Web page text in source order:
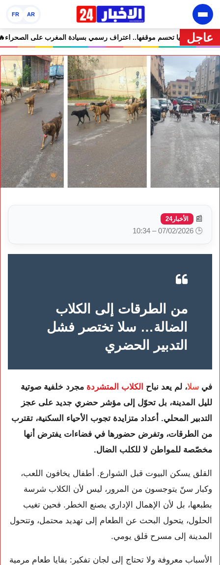
AR
FR
عاجل
التعليقات الساخرة🔥 كولومبيا تحسم موقفها.. اعتراف رسمي
📰 الأخبار24
🕒 07/02/2026 – 10:34
من الطرقات إلى الكلاب
الضالة… سلا تختصر فشل
التدبير الحضري
في سلا، لم يعد نباح الكلاب المتشردة مجرد خلفية صوتية
لليل المدينة، بل تحوّل إلى مؤشر حضري جديد على عجز
التدبير المحلي. أعداد متزايدة تجوب الأحياء السكنية، تقترب
من الطرقات، وتفرض حضورها في فضاءات يفترض أنها
مخصّصة للمواطن لا للكلب الضال.
القلق يسكن البيوت قبل الشوارع. أطفال يخافون اللعب،
وكبار سنّ يتوجسون من المرور، ليس لأن الكلاب شرسة
بطبعها، بل لأن الإهمال الإداري يصنع الخطر. فحين تغيب
الحلول، يتحول البحث عن الطعام إلى تهديد محتمل، وتتحول
المدينة إلى مسرح قلق يومي.
الأسباب معروفة ولا تحتاج إلى لجان تفكير: بقايا طعام مرمية